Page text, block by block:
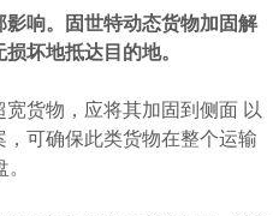
响。固世特动态货物加固解
坏地抵达目的地。
货物，应将其加固到侧面 以
可确保此类货物在整个运输